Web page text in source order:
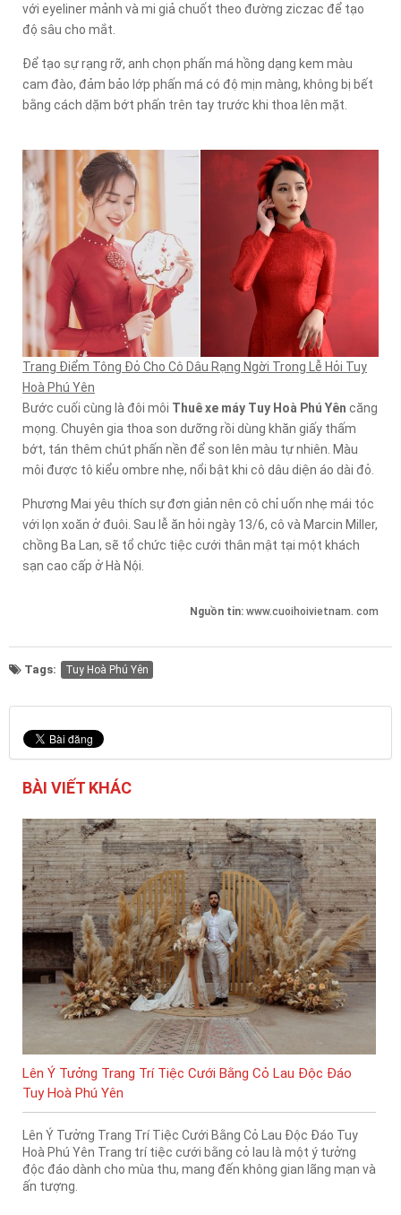
với eyeliner mảnh và mi giả chuốt theo đường ziczac để tạo
độ sâu cho mắt.
Để tạo sự rạng rỡ, anh chọn phấn má hồng dạng kem màu
cam đào, đảm bảo lớp phấn má có độ mịn màng, không bị bết
bằng cách dặm bớt phấn trên tay trước khi thoa lên mặt.
Trang Điểm Tông Đỏ Cho Cô Dâu Rạng Ngời Trong Lễ Hỏi Tuy
Hoà Phú Yên
Bước cuối cùng là đôi môi Thuê xe máy Tuy Hoà Phú Yên căng
mọng. Chuyên gia thoa son dưỡng rồi dùng khăn giấy thấm
bớt, tán thêm chút phấn nền để son lên màu tự nhiên. Màu
môi được tô kiểu ombre nhẹ, nổi bật khi cô dâu diện áo dài đỏ.
Phương Mai yêu thích sự đơn giản nên cô chỉ uốn nhẹ mái tóc
với lọn xoăn ở đuôi. Sau lễ ăn hỏi ngày 13/6, cô và Marcin Miller,
chồng Ba Lan, sẽ tổ chức tiệc cưới thân mật tại một khách
sạn cao cấp ở Hà Nội.
Nguồn tin: www.cuoihoivietnam. com
Tags: Tuy Hoà Phú Yên
BÀI VIẾT KHÁC
Lên Ý Tưởng Trang Trí Tiệc Cưới Bằng Cỏ Lau Độc Đáo
Tuy Hoà Phú Yên
Lên Ý Tưởng Trang Trí Tiệc Cưới Bằng Cỏ Lau Độc Đáo Tuy
Hoà Phú Yên Trang trí tiệc cưới bằng cỏ lau là một ý tưởng
độc đáo dành cho mùa thu, mang đến không gian lãng mạn và
ấn tượng.